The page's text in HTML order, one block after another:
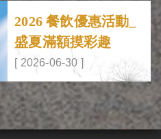
2026 餐飲優惠活動_
盛夏滿額摸彩趣
[ 2026-06-30 ]